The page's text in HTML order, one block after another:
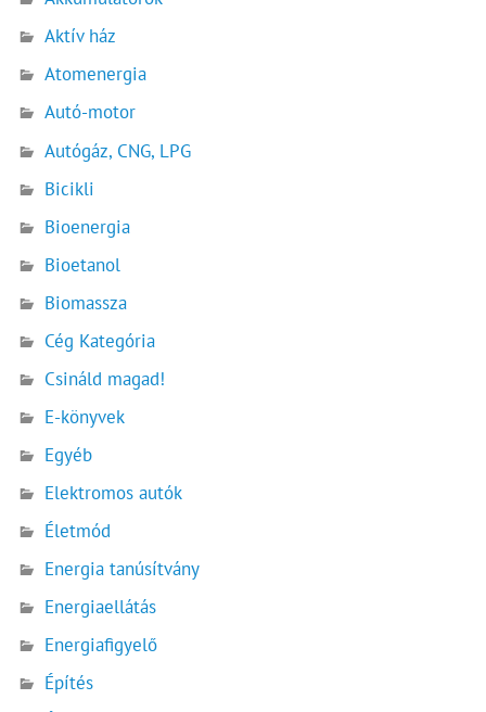
Aktív ház
Atomenergia
Autó-motor
Autógáz, CNG, LPG
Bicikli
Bioenergia
Bioetanol
Biomassza
Cég Kategória
Csináld magad!
E-könyvek
Egyéb
Elektromos autók
Életmód
Energia tanúsítvány
Energiaellátás
Energiafigyelő
Építés